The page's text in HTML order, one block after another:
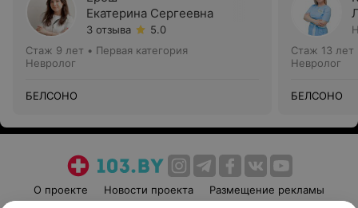
Екатерина Сергеевна
3 отзыва
5.0
Стаж 9 лет • Первая категория
Невролог
БЕЛСОНО
Стаж 13 лет
Невролог
БЕЛСОНО
О проекте Новости проекта
Размещение рекламы